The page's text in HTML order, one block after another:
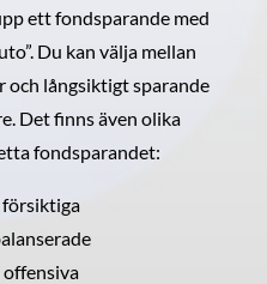
ett fondsparande med
Du kan välja mellan
och långsiktigt sparande
Det finns även olika
fondsparandet:
försiktiga